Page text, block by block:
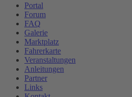
Portal
Forum
FAQ
Galerie
Marktplatz
Fahrerkarte
Veranstaltungen
Anleitungen
Partner
Links